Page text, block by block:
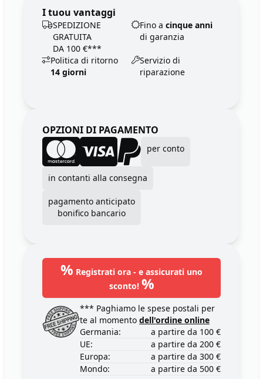
I tuou vantaggi
SPEDIZIONE
GRATUITA
DA 100 €***
Fino a cinque anni
di garanzia
Politica di ritorno
14 giorni
Servizio di
riparazione
OPZIONI DI PAGAMENTO
per conto
in contanti alla consegna
pagamento anticipato
bonifico bancario
% Registrati ora - e assicurati uno
sconto! %
*** Paghiamo le spese postali per
te al momento dell'ordine online
Germania:
a partire da 100 €
UE:
a partire da 200 €
Europa:
a partire da 300 €
Mondo:
a partire da 500 €